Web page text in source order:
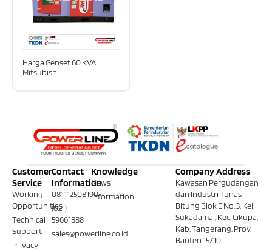
Harga Genset 60 KVA
Mitsubishi
Customer
Service
Working
Opportunities
Technical
Support
Privacy
Contact
Information
081112508190
(021)
59661888
sales@powerline.co.id
Knowledge
News
Information
Company Address
Kawasan Pergudangan
dan Industri Tunas
Bitung Blok E No. 3, Kel.
Sukadamai, Kec. Cikupa,
Kab. Tangerang, Prov.
Banten 15710